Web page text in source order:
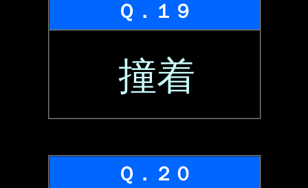
Ｑ．１９
撞着
Ｑ．２０